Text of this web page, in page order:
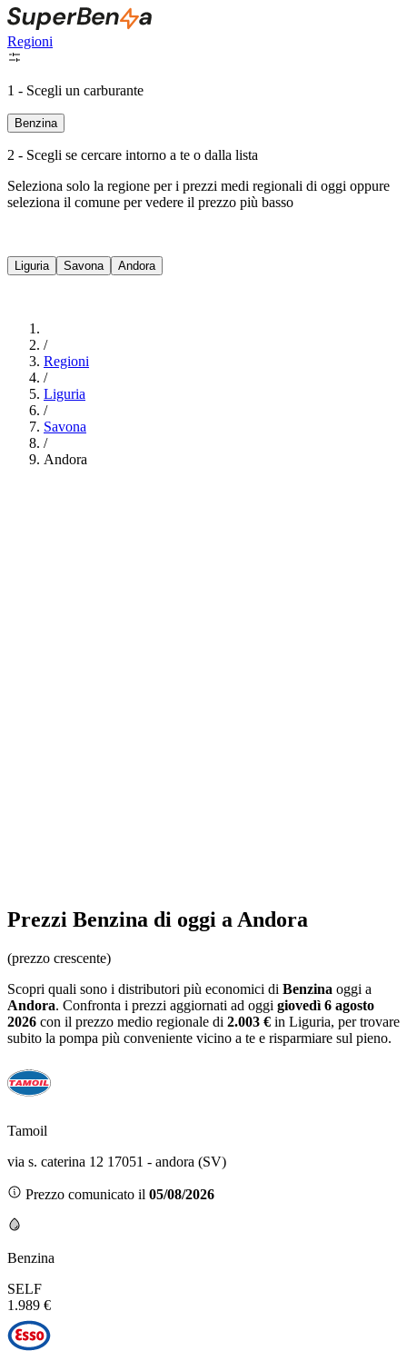
Regioni
1 - Scegli un carburante
Benzina
2 - Scegli se cercare intorno a te o dalla lista
Seleziona solo la regione per i prezzi medi regionali di oggi oppure
seleziona il comune per vedere il prezzo più basso
Liguria Savona Andora
/
Regioni
/
Liguria
/
Savona
/
Andora
Prezzi Benzina di oggi a Andora
(prezzo crescente)
Scopri quali sono i distributori più economici di Benzina oggi a
Andora. Confronta i prezzi aggiornati ad oggi giovedì 6 agosto
2026 con il prezzo medio regionale di 2.003 € in Liguria, per trovare
subito la pompa più conveniente vicino a te e risparmiare sul pieno.
Tamoil
via s. caterina 12 17051 - andora (SV)
Prezzo comunicato il 05/08/2026
Benzina
SELF
1.989 €